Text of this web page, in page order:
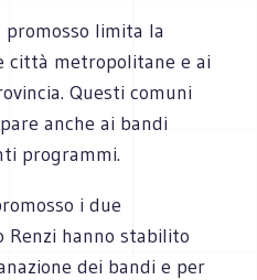
promosso limita la
città metropolitane e ai
Questi comuni
anche ai bandi
programmi.
i due
Renzi hanno stabilito
dei bandi e per